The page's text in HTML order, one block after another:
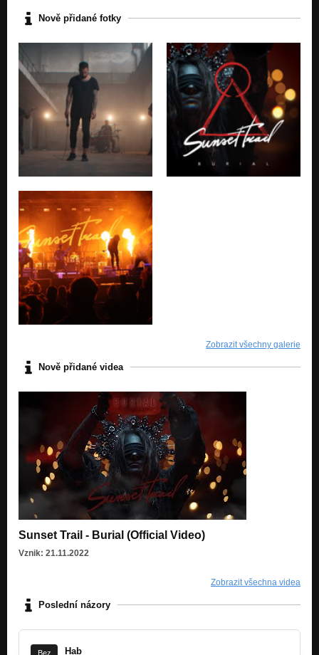
Nově přidané fotky
Zobrazit všechny galerie
Nově přidané videa
Sunset Trail - Burial (Official Video)
Vznik: 21.11.2022
Zobrazit všechna videa
Poslední názory
Bez
Hab